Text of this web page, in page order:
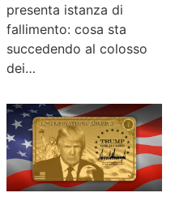
presenta istanza di
fallimento: cosa sta
succedendo al colosso
dei…